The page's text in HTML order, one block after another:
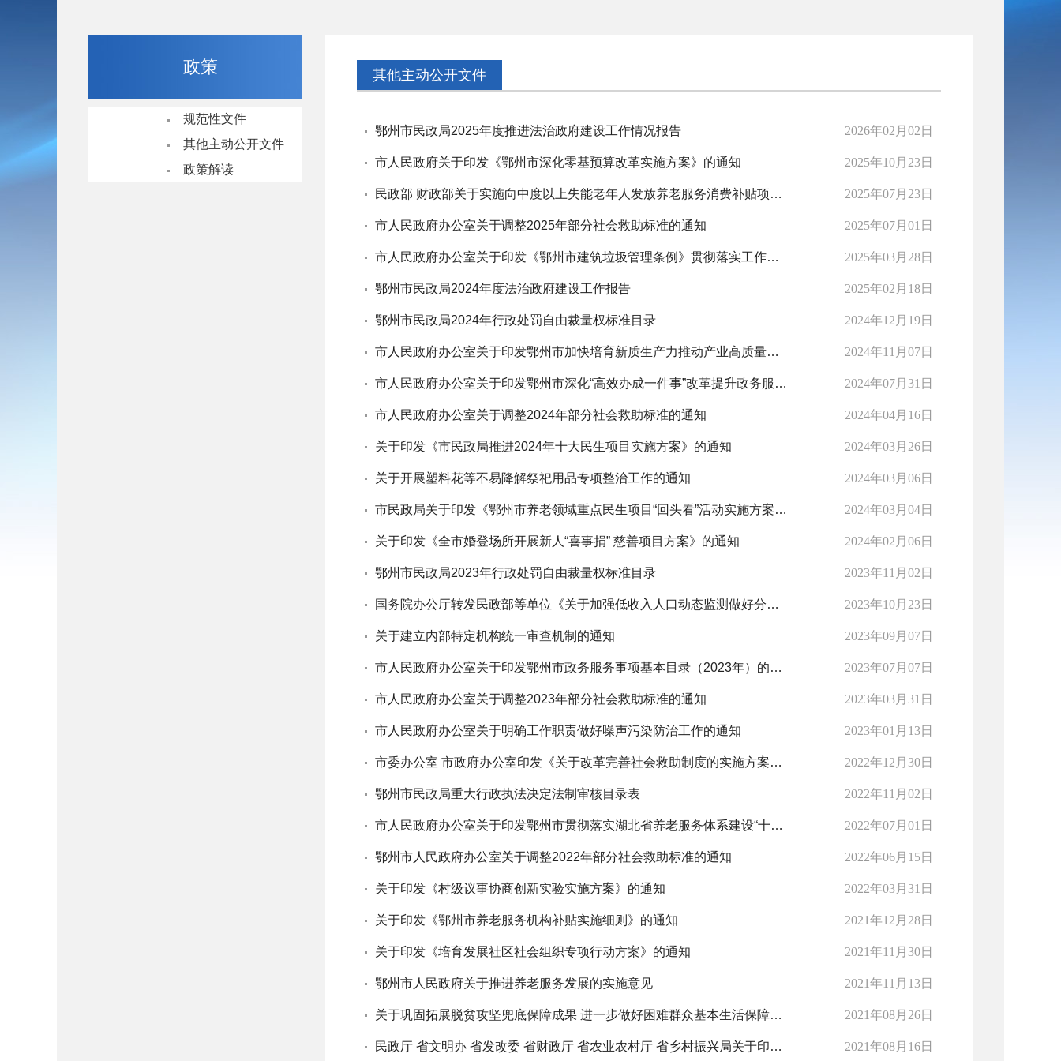
政策
规范性文件
其他主动公开文件
政策解读
其他主动公开文件
鄂州市民政局2025年度推进法治政府建设工作情况报告 2026年02月02日
市人民政府关于印发《鄂州市深化零基预算改革实施方案》的通知 2025年10月23日
民政部 财政部关于实施向中度以上失能老年人发放养老服务消费补贴项目的通知 2025年07月23日
市人民政府办公室关于调整2025年部分社会救助标准的通知 2025年07月01日
市人民政府办公室关于印发《鄂州市建筑垃圾管理条例》贯彻落实工作方案的通知 2025年03月28日
鄂州市民政局2024年度法治政府建设工作报告 2025年02月18日
鄂州市民政局2024年行政处罚自由裁量权标准目录 2024年12月19日
市人民政府办公室关于印发鄂州市加快培育新质生产力推动产业高质量发展实施方案的通知 2024年11月07日
市人民政府办公室关于印发鄂州市深化“高效办成一件事”改革提升政务服务效能工作方案的通知 2024年07月31日
市人民政府办公室关于调整2024年部分社会救助标准的通知 2024年04月16日
关于印发《市民政局推进2024年十大民生项目实施方案》的通知 2024年03月26日
关于开展塑料花等不易降解祭祀用品专项整治工作的通知 2024年03月06日
市民政局关于印发《鄂州市养老领域重点民生项目“回头看”活动实施方案》的通知 2024年03月04日
关于印发《全市婚登场所开展新人“喜事捐” 慈善项目方案》的通知 2024年02月06日
鄂州市民政局2023年行政处罚自由裁量权标准目录 2023年11月02日
国务院办公厅转发民政部等单位《关于加强低收入人口动态监测做好分层分类社会救助工作的意见》的通知 2023年10月23日
关于建立内部特定机构统一审查机制的通知 2023年09月07日
市人民政府办公室关于印发鄂州市政务服务事项基本目录（2023年）的通知 2023年07月07日
市人民政府办公室关于调整2023年部分社会救助标准的通知 2023年03月31日
市人民政府办公室关于明确工作职责做好噪声污染防治工作的通知 2023年01月13日
市委办公室 市政府办公室印发《关于改革完善社会救助制度的实施方案》的通知》 2022年12月30日
鄂州市民政局重大行政执法决定法制审核目录表 2022年11月02日
市人民政府办公室关于印发鄂州市贯彻落实湖北省养老服务体系建设“十四五”规划实施方案的通知 2022年07月01日
鄂州市人民政府办公室关于调整2022年部分社会救助标准的通知 2022年06月15日
关于印发《村级议事协商创新实验实施方案》的通知 2022年03月31日
关于印发《鄂州市养老服务机构补贴实施细则》的通知 2021年12月28日
关于印发《培育发展社区社会组织专项行动方案》的通知 2021年11月30日
鄂州市人民政府关于推进养老服务发展的实施意见 2021年11月13日
关于巩固拓展脱贫攻坚兜底保障成果 进一步做好困难群众基本生活保障工作的实施方案 2021年08月26日
民政厅 省文明办 省发改委 省财政厅 省农业农村厅 省乡村振兴局关于印发《关于加快推进“幸福家园”村社互助项目的实施方案》的通知 2021年08月16日